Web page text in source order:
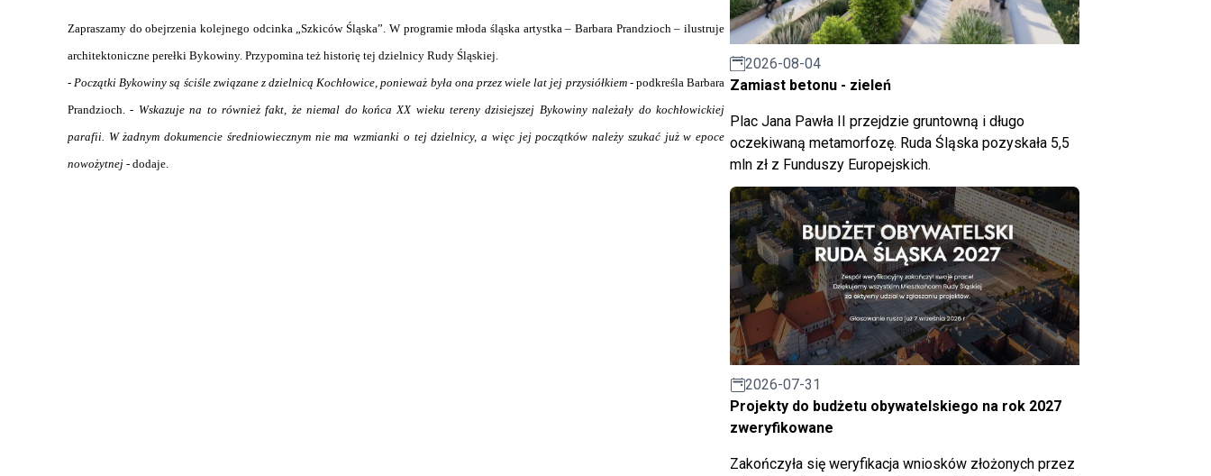
Zapraszamy do obejrzenia kolejnego odcinka „Szkiców Śląska”. W programie młoda śląska artystka – Barbara Prandzioch – ilustruje
architektoniczne perełki Bykowiny. Przypomina też historię tej dzielnicy Rudy Śląskiej.
- Początki Bykowiny są ściśle związane z dzielnicą Kochłowice, ponieważ była ona przez wiele lat jej przysiółkiem- podkreśla Barbara
Prandzioch. - Wskazuje na to również fakt, że niemal do końca XX wieku tereny dzisiejszej Bykowiny należały do kochłowickiej
parafii. W żadnym dokumencie średniowiecznym nie ma wzmianki o tej dzielnicy, a więc jej początków należy szukać już w epoce
nowożytnej - dodaje.
2026-08-04
Zamiast betonu - zieleń
Plac Jana Pawła II przejdzie gruntowną i długo
oczekiwaną metamorfozę. Ruda Śląska pozyskała 5,5
mln zł z Funduszy Europejskich.
2026-07-31
Projekty do budżetu obywatelskiego na rok 2027
zweryfikowane
Zakończyła się weryfikacja wniosków złożonych przez